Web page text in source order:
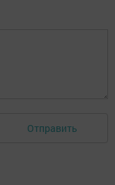
Отправить